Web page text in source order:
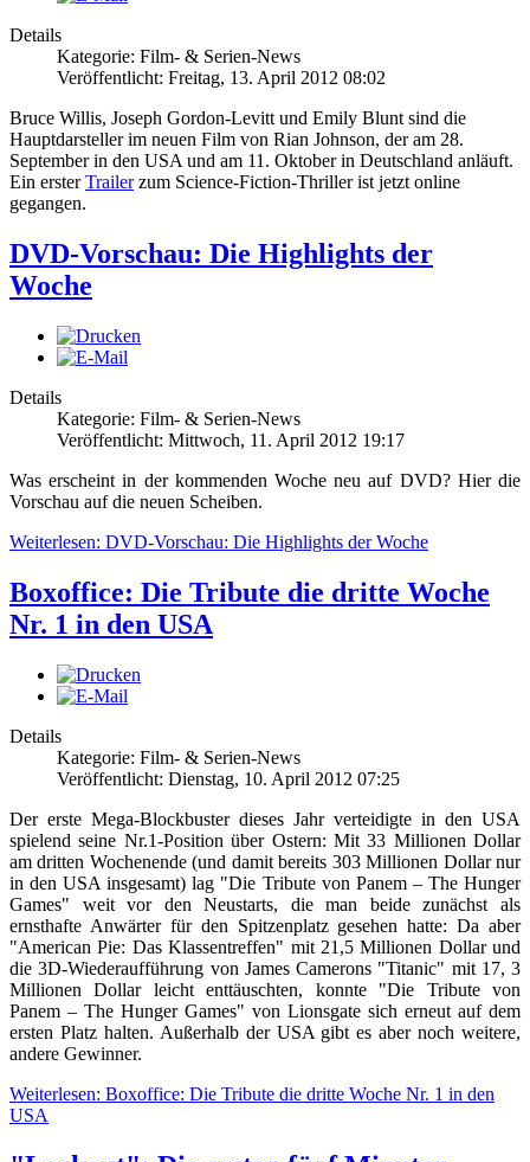
Details
Kategorie: Film- & Serien-News
Veröffentlicht: Freitag, 13. April 2012 08:02
Bruce Willis, Joseph Gordon-Levitt und Emily Blunt sind die
Hauptdarsteller im neuen Film von Rian Johnson, der am 28.
September in den USA und am 11. Oktober in Deutschland anläuft.
Ein ersterTrailerzum Science-Fiction-Thriller ist jetzt online
gegangen.
DVD-Vorschau: Die Highlights der
Woche
Details
Kategorie: Film- & Serien-News
Veröffentlicht: Mittwoch, 11. April 2012 19:17
Was erscheint in der kommenden Woche neu auf DVD? Hier die
Vorschau auf die neuen Scheiben.
Weiterlesen: DVD-Vorschau: Die Highlights der Woche
Boxoffice: Die Tribute die dritte Woche
Nr. 1 in den USA
Details
Kategorie: Film- & Serien-News
Veröffentlicht: Dienstag, 10. April 2012 07:25
Der erste Mega-Blockbuster dieses Jahr verteidigte in den USA
spielend seine Nr.1-Position über Ostern: Mit 33 Millionen Dollar
am dritten Wochenende (und damit bereits 303 Millionen Dollar nur
in den USA insgesamt) lag "Die Tribute von Panem – The Hunger
Games" weit vor den Neustarts, die man beide zunächst als
ernsthafte Anwärter für den Spitzenplatz gesehen hatte: Da aber
"American Pie: Das Klassentreffen" mit 21,5 Millionen Dollar und
die 3D-Wiederaufführung von James Camerons "Titanic" mit 17, 3
Millionen Dollar leicht enttäuschten, konnte "Die Tribute von
Panem – The Hunger Games" von Lionsgate sich erneut auf dem
ersten Platz halten. Außerhalb der USA gibt es aber noch weitere,
andere Gewinner.
Weiterlesen: Boxoffice: Die Tribute die dritte Woche Nr. 1 in den
USA